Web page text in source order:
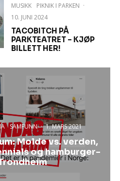
MUSIKK
PIKNIK I PARKEN ·
10. JUNI 2024
TACOBITCH PÅ
PARKTEATRET – KJØP
BILLETT HER!
SAMFUNN · 1. MARS 2021
Molde vs. verden,
og hamburger-